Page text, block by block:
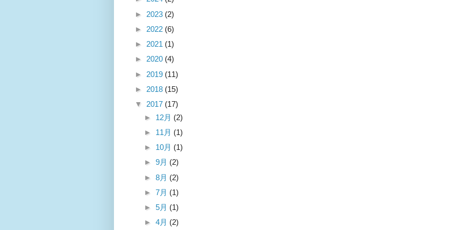
► 2023 (2)
► 2022 (6)
► 2021 (1)
► 2020 (4)
► 2019 (11)
► 2018 (15)
▼ 2017 (17)
► 12月 (2)
► 11月 (1)
► 10月 (1)
► 9月 (2)
► 8月 (2)
► 7月 (1)
► 5月 (1)
► 4月 (2)